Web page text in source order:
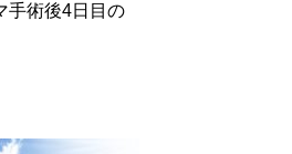
手術後4日目の